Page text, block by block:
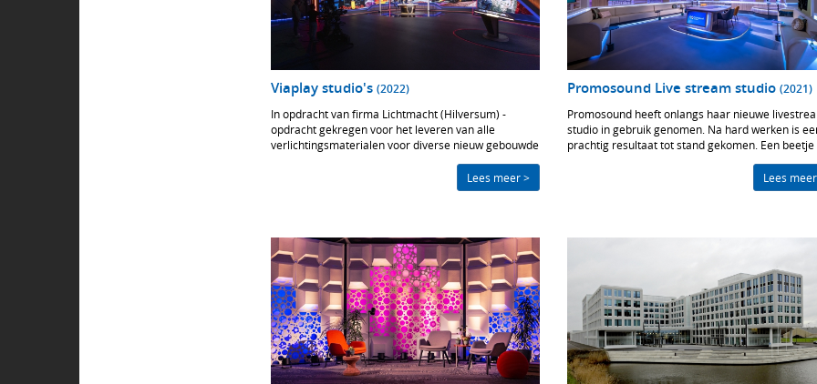
Viaplay studio's (2022)
In opdracht van firma Lichtmacht (Hilversum) -
opdracht gekregen voor het leveren van alle
verlichtingsmaterialen voor diverse nieuw gebouwde
Lees meer >
Promosound Live stream studio (2021)
Promosound heeft onlangs haar nieuwe
studio in gebruik genomen. Na hard werken is
prachtig resultaat tot stand gekomen. Een beetje
Lees